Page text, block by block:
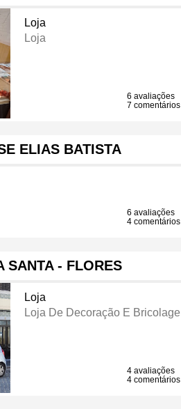
Loja
Loja
6 avaliações
7 comentários
ELIAS BATISTA
6 avaliações
4 comentários
SANTA - FLORES
Loja
Loja De Decoração E Bricolage
4 avaliações
4 comentários